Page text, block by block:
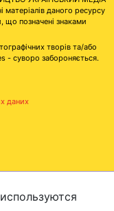
даного ресурсу
що позначені знаками
творів та/або
- суворо забороняється.
даних